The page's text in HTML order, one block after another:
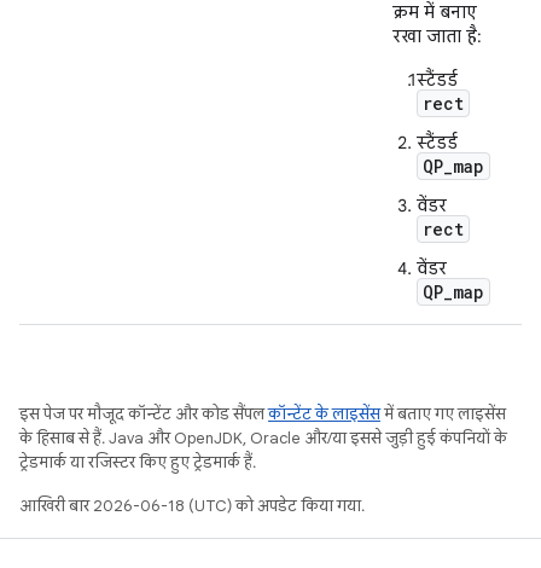
क्रम में बनाए
रखा जाता है:
स्टैंडर्ड
rect
स्टैंडर्ड
QP_map
वेंडर
rect
वेंडर
QP_map
इस पेज पर मौजूद कॉन्टेंट और कोड सैंपलकॉन्टेंट के लाइसेंसमें बताए गए लाइसेंस
के हिसाब से हैं. Java और OpenJDK, Oracle और/या इससे जुड़ी हुई कंपनियों के
ट्रेडमार्क या रजिस्टर किए हुए ट्रेडमार्क हैं.
आखिरी बार 2026-06-18 (UTC) को अपडेट किया गया.